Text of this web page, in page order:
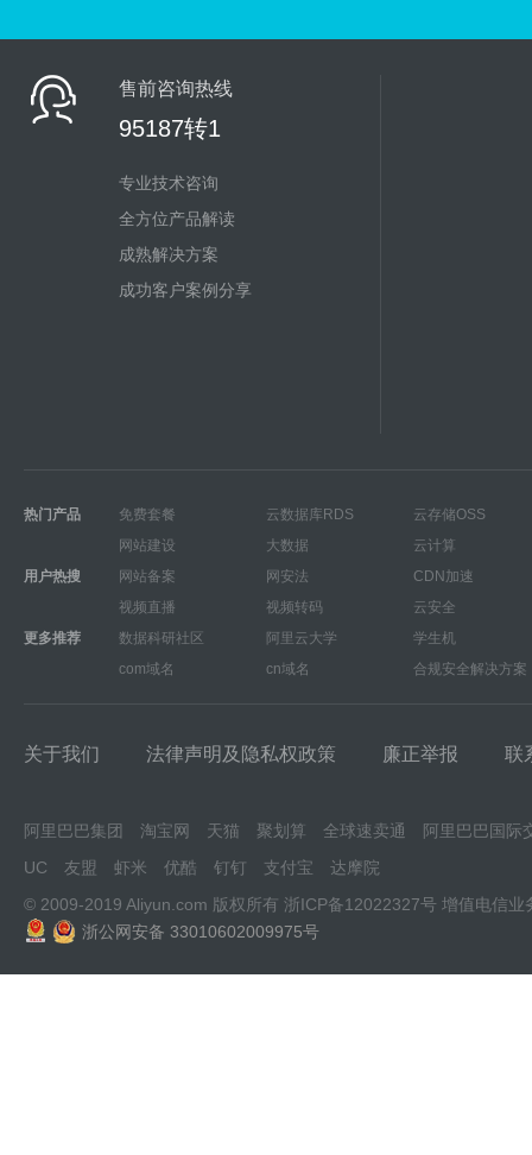
售前咨询热线
95187转1
专业技术咨询
全方位产品解读
成熟解决方案
成功客户案例分享
热门产品 免费套餐 云数据库RDS
云存储OSS
网站建设
大数据
云计算
用户热搜
网站备案 网安法
CDN加速
视频直播
视频转码
云安全
更多推荐
数据科研社区 阿里云大学
学生机
com域名
cn域名 合规安全解决方案
关于我们 法律声明及隐私权政策 廉正举报 联
阿里巴巴集团 淘宝网 天猫 聚划算 全球速卖通
阿里巴巴国际
UC
友盟 虾米 优酷 钉钉 支付宝
达摩院
© 2009-2019 Aliyun.com 版权所有 浙ICP备12022327号 增值电信业
浙公网安备 33010602009975号